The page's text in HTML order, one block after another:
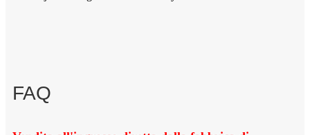
FAQ